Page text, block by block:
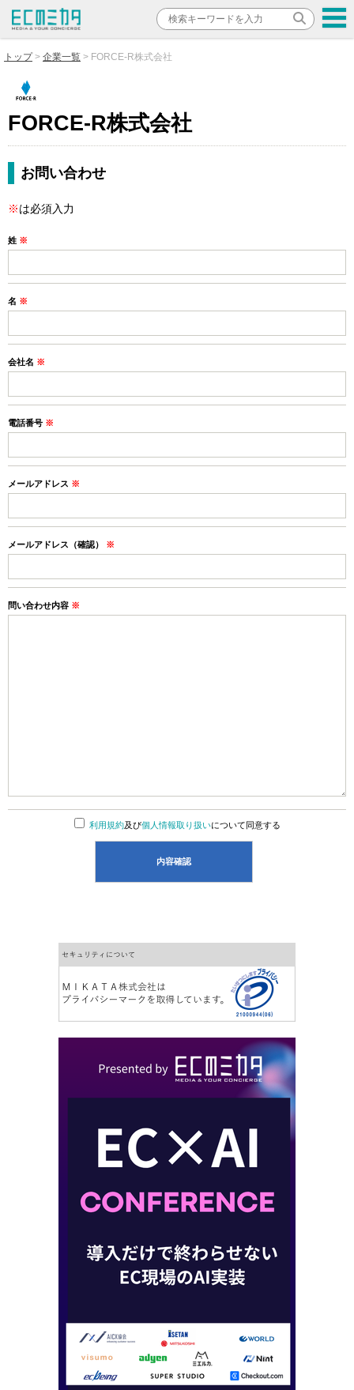
トップ 企業一覧 FORCE-R株式会社
FORCE-R株式会社
お問い合わせ
※は必須入力
姓 ※
名 ※
会社名 ※
電話番号 ※
メールアドレス ※
メールアドレス（確認） ※
問い合わせ内容 ※
利用規約及び個人情報取り扱いについて同意する